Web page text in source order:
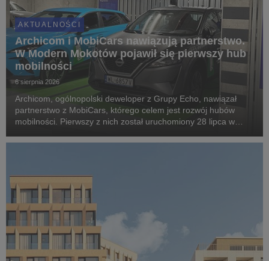
AKTUALNOŚCI
Archicom i MobiCars nawiązują partnerstwo.
W Modern Mokotów pojawił się pierwszy hub
mobilności
6 sierpnia 2026
Archicom, ogólnopolski deweloper z Grupy Echo, nawiązał
partnerstwo z MobiCars, którego celem jest rozwój hubów
mobilności. Pierwszy z nich został uruchomiony 28 lipca w
mogą korzystać z samochodów dostępnych w mod...